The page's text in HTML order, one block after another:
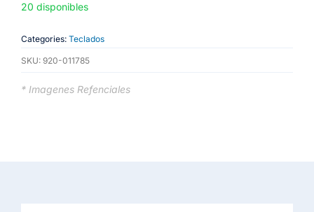
Keyboard
Rose
20 disponibles
Categories: Teclados
SKU: 920-011785
* Imagenes Refenciales